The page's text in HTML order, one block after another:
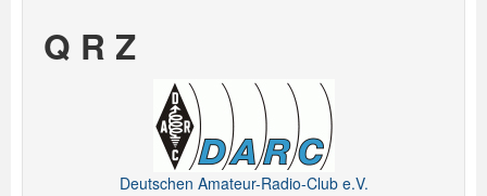
Q R Z
Deutschen Amateur-Radio-Club e.V.